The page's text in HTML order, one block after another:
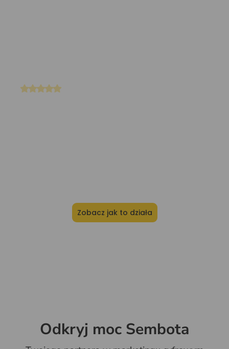
Zobacz jak to działa
Odkryj moc Sembota